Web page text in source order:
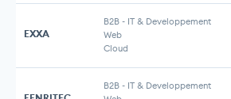
EXXA
B2B - IT & Developpement
Web
Cloud
B2B - IT & Developpement